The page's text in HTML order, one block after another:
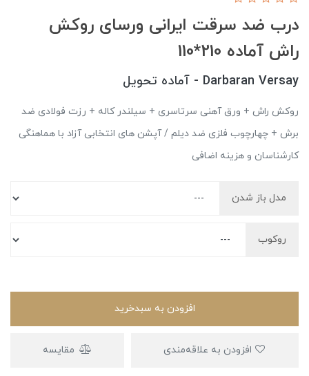
درب ضد سرقت ایرانی ورسای روکش
راش آماده 210*110
Darbaran Versay - آماده تحویل
روکش راش + ورق آهنی سرتاسری + سیلندر کاله + رزت فولادی ضد
برش + چهارچوب فلزی ضد دیلم / آپشن های انتخابی آزاد با هماهنگی
کارشناسان و هزینه اضافی
مدل باز شدن
روکوب
افزودن به سبدخرید
مقایسه